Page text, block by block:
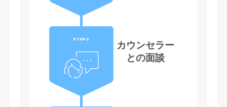
STEP2
カウンセラー
との面談